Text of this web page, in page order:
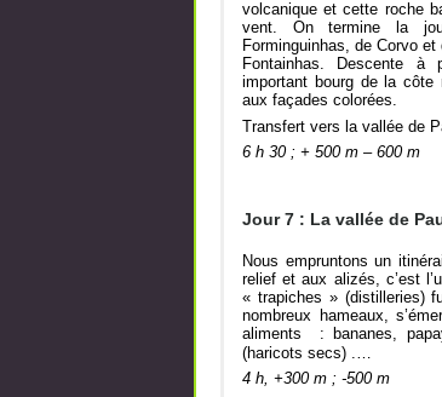
volcanique et cette roche
vent. On termine la
Forminguinhas, de Corvo
Fontainhas. Descente à
important bourg de la côte
aux façades colorées.
Transfert vers la vallée de
6 h 30 ; + 500 m – 600 m
Jour 7 : La vallée de
Nous empruntons un
relief et aux alizés, c’est
« trapiches » (distilleries)
nombreux hameaux,
aliments : bananes,
(haricots secs) .…
4 h, +300 m ; -500 m